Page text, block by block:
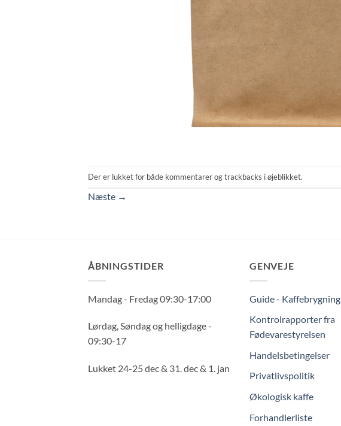
Der er lukket for både kommentarer og trackbacks i øjeblikket.
Næste →
ÅBNINGSTIDER
Mandag - Fredag 09:30-17:00
Lørdag, Søndag og helligdage -
09:30-17
Lukket 24-25 dec & 31. dec & 1. jan
GENVEJE
Guide - Kaffebrygning
Kontrolrapporter fra
Fødevarestyrelsen
Handelsbetingelser
Privatlivspolitik
Økologisk kaffe
Forhandlerliste